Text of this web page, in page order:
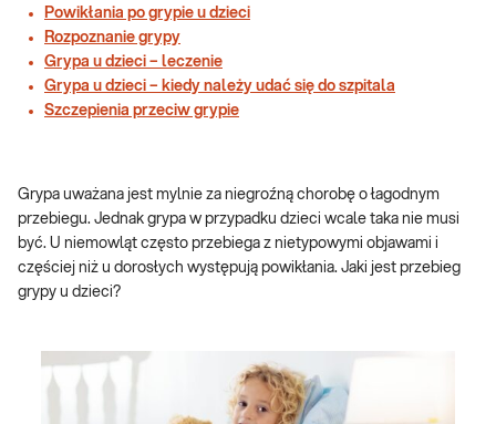
Powikłania po grypie u dzieci
Rozpoznanie grypy
Grypa u dzieci – leczenie
Grypa u dzieci – kiedy należy udać się do szpitala
Szczepienia przeciw grypie
Grypa uważana jest mylnie za niegroźną chorobę o łagodnym
przebiegu. Jednak grypa w przypadku dzieci wcale taka nie musi
być. U niemowląt często przebiega z nietypowymi objawami i
częściej niż u dorosłych występują powikłania. Jaki jest przebieg
grypy u dzieci?